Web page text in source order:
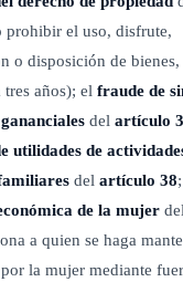
hijos o las hijas
del delito.
otras personas, con
uso de armas o
agente o sustancia
promesa
prohibir el uso, disfrute,
o disposición de bienes,
tres años); el fraude de
del artículo
utilidades de
del artículo 38
de la mujer del
a quien se haga
la mujer mediante